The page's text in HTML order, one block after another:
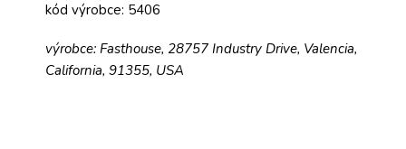
kód výrobce: 5406
výrobce: Fasthouse, 28757 Industry Drive, Valencia,
California, 91355, USA